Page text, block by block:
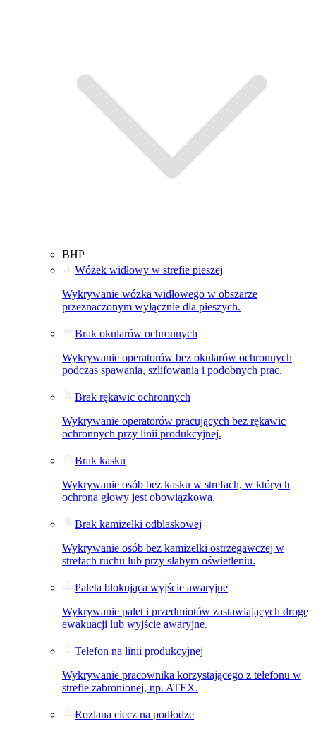
BHP
Wózek widłowy w strefie pieszej
Wykrywanie wózka widłowego w obszarze
przeznaczonym wyłącznie dla pieszych.
Brak okularów ochronnych
Wykrywanie operatorów bez okularów ochronnych
podczas spawania, szlifowania i podobnych prac.
Brak rękawic ochronnych
Wykrywanie operatorów pracujących bez rękawic
ochronnych przy linii produkcyjnej.
Brak kasku
Wykrywanie osób bez kasku w strefach, w których
ochrona głowy jest obowiązkowa.
Brak kamizelki odblaskowej
Wykrywanie osób bez kamizelki ostrzegawczej w
strefach ruchu lub przy słabym oświetleniu.
Paleta blokująca wyjście awaryjne
Wykrywanie palet i przedmiotów zastawiających drogę
ewakuacji lub wyjście awaryjne.
Telefon na linii produkcyjnej
Wykrywanie pracownika korzystającego z telefonu w
strefie zabronionej, np. ATEX.
Rozlana ciecz na podłodze